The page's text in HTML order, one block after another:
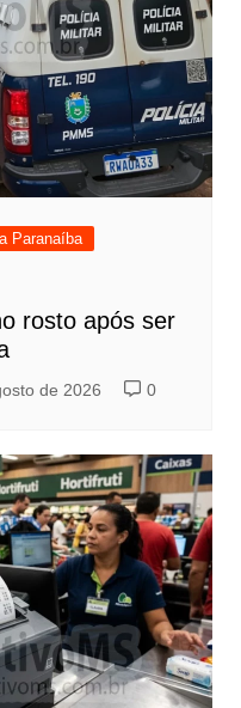
Paranaíba
rosto após ser
de 2026 0